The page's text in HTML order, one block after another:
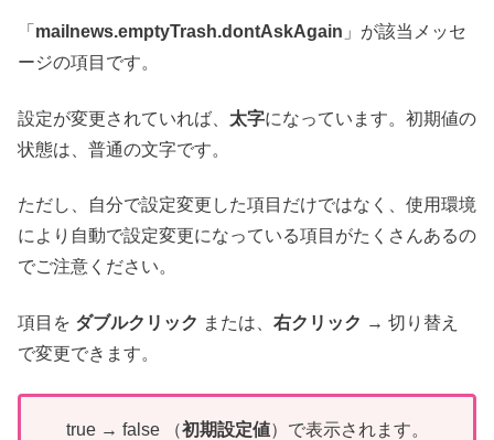
「 mailnews.emptyTrash.dontAskAgain 」が該当メッセ
ージの項目です。
設定が変更されていれば、 太字になっています。初期値の
状態は、普通の文字です。
ただし、自分で設定変更した項目だけではなく、使用環境
により自動で設定変更になっている項目がたくさんあるの
でご注意ください。
項目を ダブルクリック または、 右クリック → 切り替え
で変更できます。
true → false （初期設定値）で表示されます。